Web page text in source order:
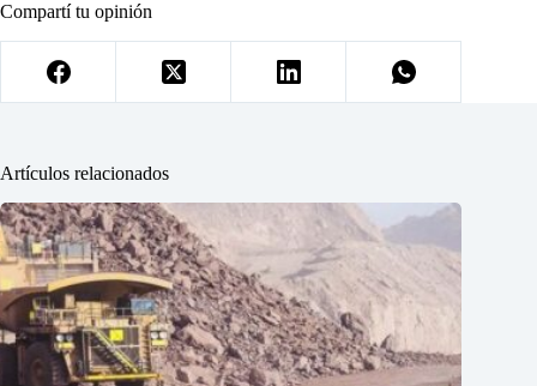
Compartí tu opinión
Artículos relacionados